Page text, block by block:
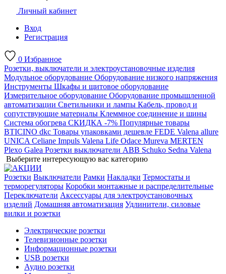
Личный кабинет
Вход
Регистрация
0 Избранное
Розетки, выключатели и электроустановочные изделия
Модульное оборудование Оборудование низкого напряжения
Инструменты Шкафы и щитовое оборудование
Измерительное оборудование Оборудование промышленной
автоматизации Светильники и лампы Кабель, провод и
сопутствующие материалы Клеммное соединение и шины
Система обогрева СКИДКА -7% Популярные товары
BTICINO dkc Товары упаковками дешевле FEDE Valena allure
UNICA Celiane Impuls Valena Life Odace Mureva MERTEN
Plexo Galea Розетки выключатели ABB Schuko Sedna Valena
Выберите интересующую вас категорию
Розетки Выключатели Рамки Накладки Термостаты и
терморегуляторы Коробки монтажные и распределительные
Переключатели Аксессуары для электроустановочных
изделий Домашняя автоматизация Удлинители, силовые
вилки и розетки
Электрические розетки
Телевизионные розетки
Информационные розетки
USB розетки
Аудио розетки